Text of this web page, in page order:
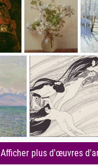
Afficher plus d'œuvres